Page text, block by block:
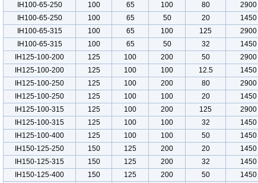
IH100-65-250
100 65 100 80 2900
IH100-65-250
100 65 50 20 1450
IH100-65-315
100 65 100 125 2900
IH100-65-315
100 65 50 32 1450
IH125-100-200
125 100 200 50 2900
IH125-100-200
125 100 100 12.5 1450
IH125-100-250
125 100 200 80 2900
IH125-100-250
125 100 100 20 1450
IH125-100-315
125 100 200 125 2900
IH125-100-315
125 100 100 32 1450
IH125-100-400
125 100 100 50 1450
IH150-125-250
150 125 200 20 1450
IH150-125-315
150 125 200 32 1450
IH150-125-400
150 125 200 50 1450